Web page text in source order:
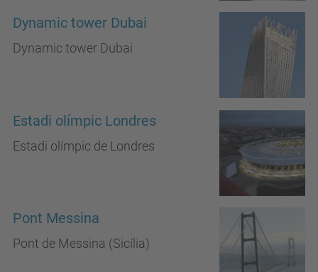
Dynamic tower Dubai
Dynamic tower Dubai
Estadi olímpic Londres
Estadi olímpic de Londres
Pont Messina
Pont de Messina (Sicília)